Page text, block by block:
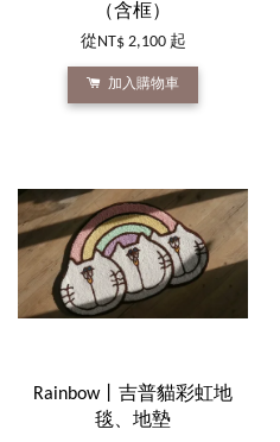
（含框）
從 NT$ 2,100 起
加入購物車
Rainbow丨吉普貓彩虹地
毯、地墊